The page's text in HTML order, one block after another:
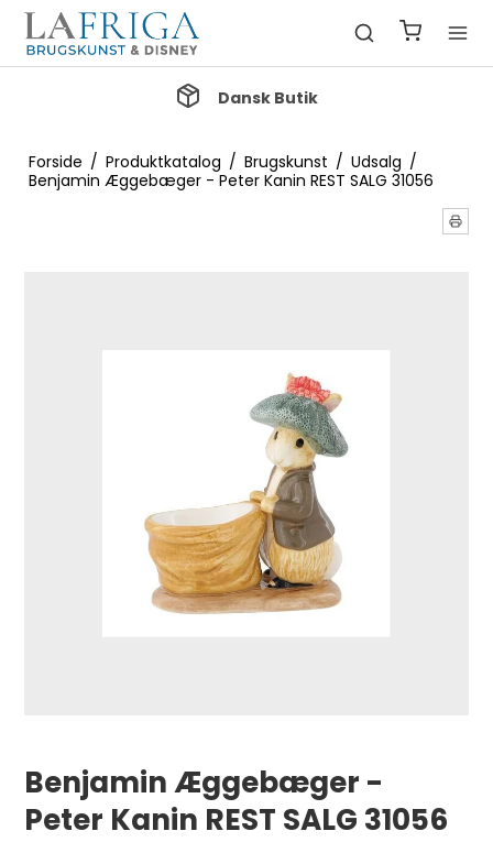
Dansk Butik
Forside / Produktkatalog / Brugskunst / Udsalg /
Benjamin Æggebæger - Peter Kanin REST SALG 31056
Benjamin Æggebæger -
Peter Kanin REST SALG 31056